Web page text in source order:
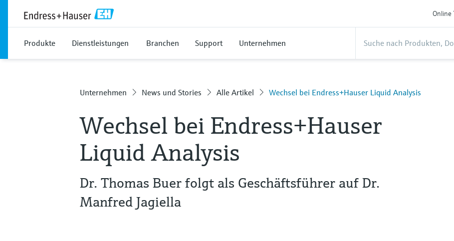
Online
Produkte Dienstleistungen Branchen Support Unternehmen
Unternehmen News und Stories Alle Artikel Wechsel bei Endress+Hauser Liquid Analysis
Wechsel bei Endress+Hauser
Liquid Analysis
Dr. Thomas Buer folgt als Geschäftsführer auf Dr.
Manfred Jagiella